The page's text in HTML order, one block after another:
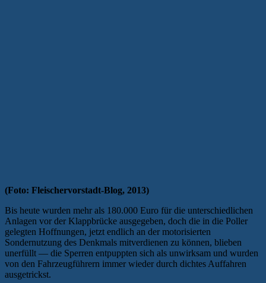
(Foto: Fleischervorstadt-Blog, 2013)
Bis heute wurden mehr als 180.000 Euro für die unterschiedlichen
Anlagen vor der Klappbrücke ausgegeben, doch die in die Poller
gelegten Hoffnungen, jetzt endlich an der motorisierten
Sondernutzung des Denkmals mitverdienen zu können, blieben
unerfüllt — die Sperren entpuppten sich als unwirksam und wurden
von den Fahrzeugführern immer wieder durch dichtes Auffahren
ausgetrickst.